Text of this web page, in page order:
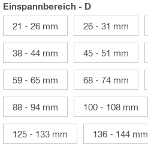
Einspannbereich - D
21 - 26 mm
26 - 31 mm
38 - 44 mm 45 - 51 mm
59 - 65 mm 68 - 74 mm
88 - 94 mm 100 - 108 mm
125 - 133 mm 136 - 144 mm